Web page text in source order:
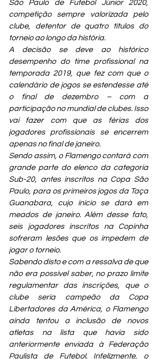
São Paulo de Futebol Júnior 2020,
competição sempre valorizada pelo
clube, detentor de quatro títulos do
torneio ao longo da história.
A decisão se deve ao histórico
desempenho do time profissional na
temporada 2019, que fez com que o
calendário de jogos se estendesse até
o final de dezembro – com a
participação no mundial de clubes. Isso
vai fazer com que as férias dos
jogadores profissionais se encerrem
apenas no final de janeiro.
Sendo assim, o Flamengo contará com
grande parte do elenco da categoria
Sub-20, antes inscritos na Copa São
Paulo, para os primeiros jogos da Taça
Guanabara, cujo início se dará em
meados de janeiro. Além desse fato,
seis jogadores inscritos na Copinha
sofreram lesões que os impedem de
jogar o torneio.
Sabendo disto e com a ressalva de que
não era possível saber, no prazo limite
regulamentar das inscrições, que o
clube seria campeão da Copa
Libertadores da América, o Flamengo
ainda tentou a inclusão de novos
atletas na lista que havia sido
anteriormente enviada à Federação
Paulista de Futebol. Infelizmente, o